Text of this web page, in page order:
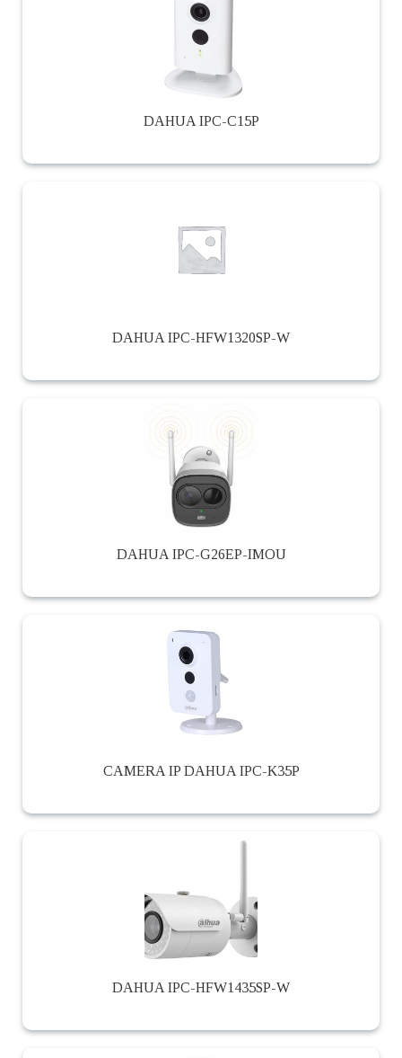
DAHUA IPC-C15P
DAHUA IPC-HFW1320SP-W
DAHUA IPC-G26EP-IMOU
CAMERA IP DAHUA IPC-K35P
DAHUA IPC-HFW1435SP-W